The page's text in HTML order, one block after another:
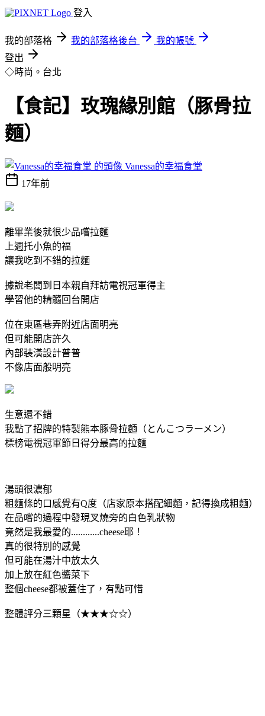
登入
我的部落格 我的部落格後台
我的帳號
登出
◇時尚。台北
【食記】玫瑰緣別館（豚骨拉
麵）
Vanessa的幸福食堂
17年前
離畢業後就很少品嚐拉麵
上週托小魚的福
讓我吃到不錯的拉麵
據說老闆到日本親自拜訪電視冠軍得主
學習他的精髓回台開店
位在東區巷弄附近店面明亮
但可能開店許久
內部裝潢設計普普
不像店面般明亮
生意還不錯
我點了招牌的特製熊本豚骨拉麵（とんこつラーメン）
標榜電視冠軍節日得分最高的拉麵
湯頭很濃郁
粗麵條的口感覺有Q度（店家原本搭配細麵，記得換成粗麵）
在品嚐的過程中發現叉燒旁的白色乳狀物
竟然是我最愛的............cheese耶！
真的很特別的感覺
但可能在湯汁中放太久
加上放在紅色醬菜下
整個cheese都被蓋住了，有點可惜
整體評分三顆星（★★★☆☆）